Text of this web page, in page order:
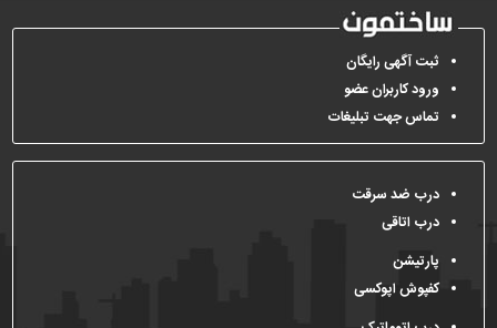
ثبت آگهی رایگان
ورود کاربران عضو
تماس جهت تبلیغات
درب ضد سرقت
درب اتاقی
پارتیشن
کفپوش اپوکسی